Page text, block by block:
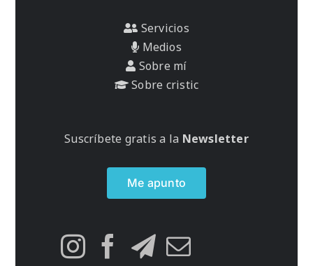
Servicios
Medios
Sobre mí
Sobre cristic
Suscríbete gratis a la Newsletter
Me apunto